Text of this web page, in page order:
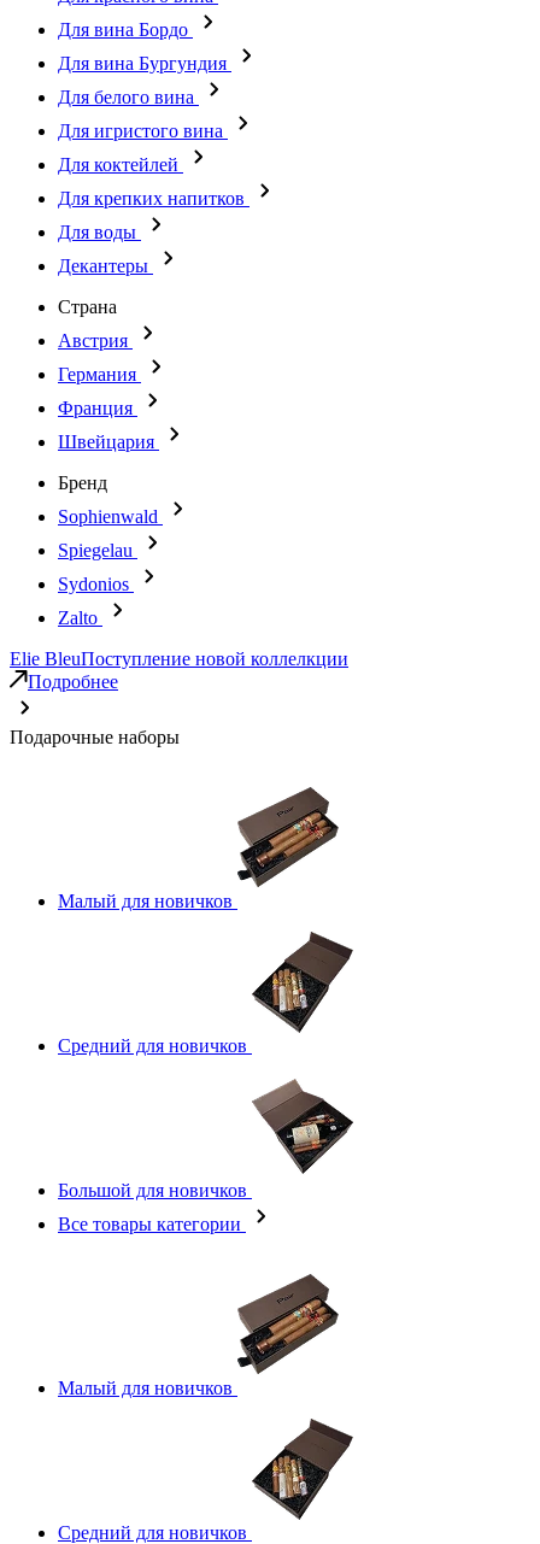
Для вина Бордо
Для вина Бургундия
Для белого вина
Для игристого вина
Для коктейлей
Для крепких напитков
Для воды
Декантеры
Страна
Австрия
Германия
Франция
Швейцария
Бренд
Sophienwald
Spiegelau
Sydonios
Zalto
Elie BleuПоступление новой коллелкции
Подробнее
Подарочные наборы
Малый для новичков
Средний для новичков
Большой для новичков
Все товары категории
Малый для новичков
Средний для новичков